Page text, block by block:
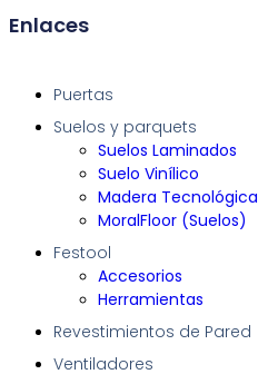
Enlaces
Puertas
Suelos y parquets
Suelos Laminados
Suelo Vinílico
Madera Tecnológica
MoralFloor (Suelos)
Festool
Accesorios
Herramientas
Revestimientos de Pared
Ventiladores